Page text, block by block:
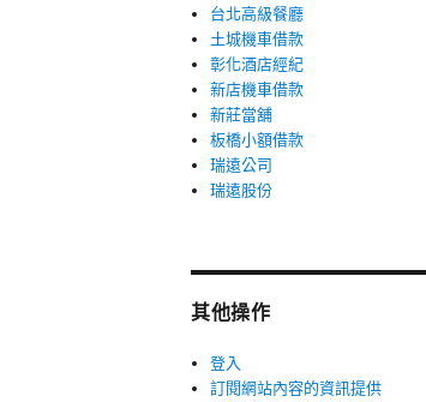
台北高級餐廳
土城機車借款
彰化酒店經紀
新店機車借款
新莊當舖
板橋小額借款
瑞遠公司
瑞遠股份
其他操作
登入
訂閱網站內容的資訊提供